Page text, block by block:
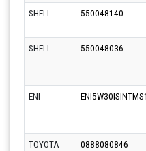
SHELL
550048140
SHELL
550048036
ENI ENI5W30ISINTMS1
TOYOTA 0888080846